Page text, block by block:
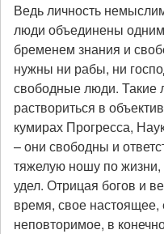
Ведь личность
люди объединены
бременем знания и
нужны ни рабы, ни
свободные люди. Такие
раствориться в
кумирах Прогресса,
– они свободны и
тяжелую ношу по жизни,
удел. Отрицая богов и
время, свое настоящее,
неповторимое, в